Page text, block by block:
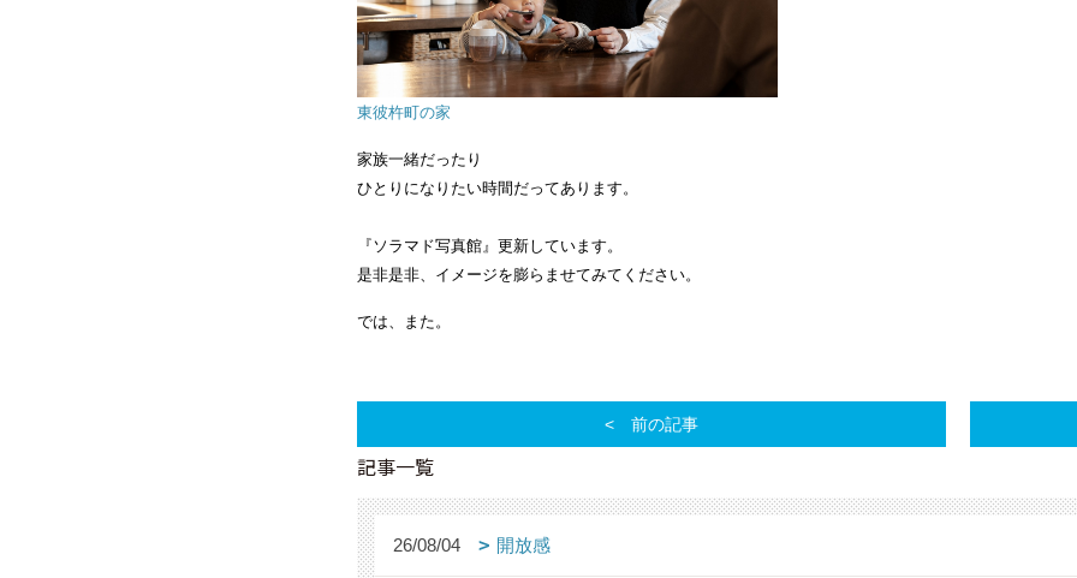
東彼杵町の家
家族一緒だったり
ひとりになりたい時間だってあります。
『ソラマド写真館』更新しています。
是非是非、イメージを膨らませてみてください。
では、また。
前の記事
記事一覧
26/08/04 開放感